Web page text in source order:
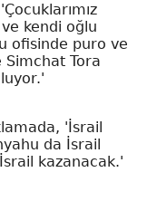
kendi oğlu
ofisinde puro ve
Tora
'İsrail
da İsrail
kazanacak.'